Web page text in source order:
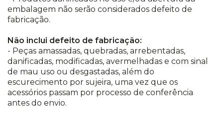
embalagem não serão considerados defeito de
fabricação.
Não inclui defeito de fabricação:
- Peças amassadas, quebradas, arrebentadas,
danificadas, modificadas, avermelhadas e com sinal
de mau uso ou desgastadas, além do
escurecimento por sujeira, uma vez que os
acessórios passam por processo de conferência
antes do envio.